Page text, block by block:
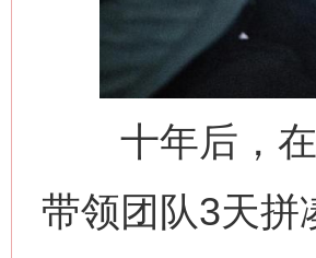
十年后，在
带领团队3天拼